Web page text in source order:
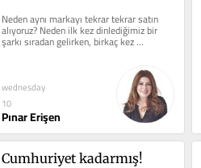
Neden aynı markayı tekrar tekrar satın
alıyoruz? Neden ilk kez dinlediğimiz bir
şarkı sıradan gelirken, birkaç kez
dinledikten sonra...
wednesday
10
Pınar Erişen
Cumhuriyet kadarmış!